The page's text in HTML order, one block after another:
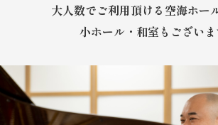
大人数でご利用頂ける空海ホー
小ホール・和室もございま